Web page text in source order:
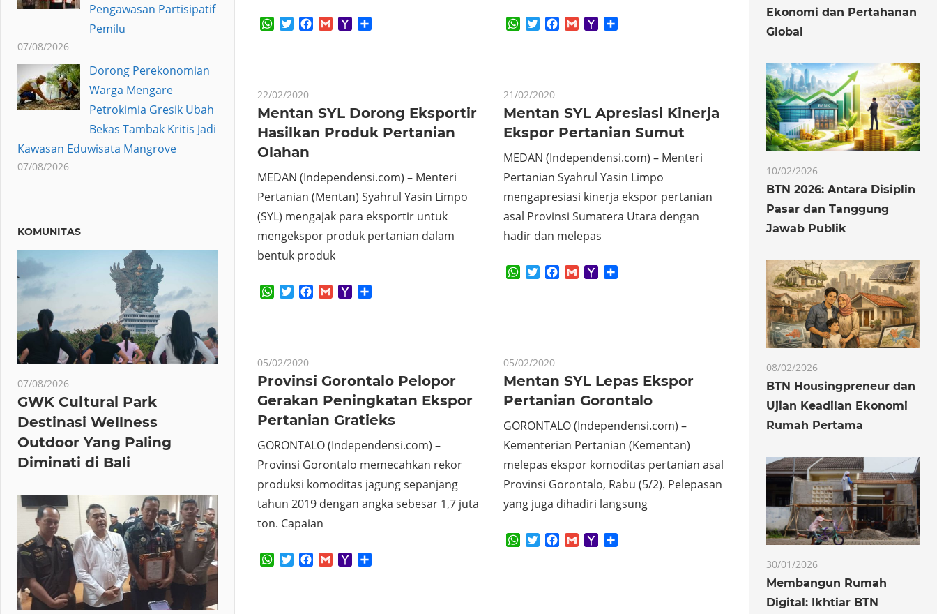
WhatsApp
TwitterFacebook
GmailYahoo
WhatsApp
TwitterFacebook
GmailYahoo
22/02/2020
Mentan SYL Dorong Eksportir
Hasilkan Produk Pertanian
Olahan
MEDAN (Independensi.com) – Menteri
Pertanian (Mentan) Syahrul Yasin Limpo
(SYL) mengajak para eksportir untuk
mengekspor produk pertanian dalam
bentuk produk
WhatsApp
TwitterFacebook
GmailYahoo
21/02/2020
Mentan SYL Apresiasi Kinerja
Ekspor Pertanian Sumut
MEDAN (Independensi.com) – Menteri
Pertanian Syahrul Yasin Limpo
mengapresiasi kinerja ekspor pertanian
asal Provinsi Sumatera Utara dengan
hadir dan melepas
WhatsApp
TwitterFacebook
GmailYahoo
05/02/2020
Provinsi Gorontalo Pelopor
Gerakan Peningkatan Ekspor
Pertanian Gratieks
GORONTALO (Independensi.com) –
Provinsi Gorontalo memecahkan rekor
produksi komoditas jagung sepanjang
tahun 2019 dengan angka sebesar 1,7 juta
ton. Capaian
WhatsApp
TwitterFacebook
GmailYahoo
05/02/2020
Mentan SYL Lepas Ekspor
Pertanian Gorontalo
GORONTALO (Independensi.com) –
Kementerian Pertanian (Kementan)
melepas ekspor komoditas pertanian asal
Provinsi Gorontalo, Rabu (5/2). Pelepasan
yang juga dihadiri langsung
WhatsApp
TwitterFacebook
GmailYahoo
Pengawasan Partisipatif
Pemilu
07/08/2026
Dorong Perekonomian
Warga Mengare
Petrokimia Gresik Ubah
Bekas Tambak Kritis Jadi
Kawasan Eduwisata Mangrove
07/08/2026
KOMUNITAS
07/08/2026
GWK Cultural Park
Destinasi Wellness
Outdoor Yang Paling
Diminati di Bali
Ekonomi dan Pertahanan
Global
10/02/2026
BTN 2026: Antara Disiplin
Pasar dan Tanggung
Jawab Publik
08/02/2026
BTN Housingpreneur dan
Ujian Keadilan Ekonomi
Rumah Pertama
30/01/2026
Membangun Rumah
Digital: Ikhtiar BTN